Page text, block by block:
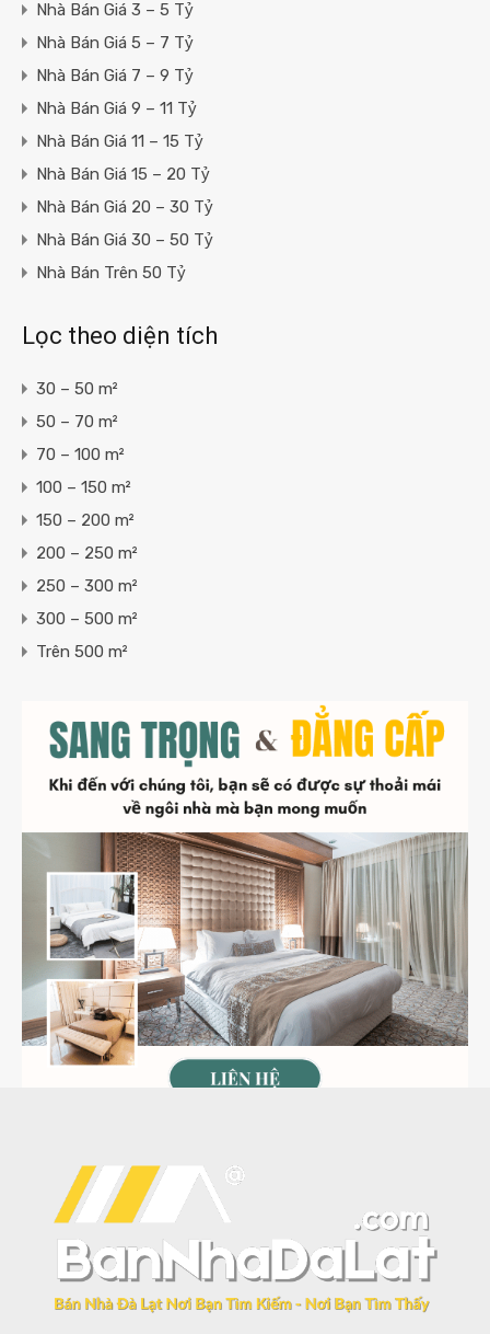
Nhà Bán Giá 3 – 5 Tỷ
Nhà Bán Giá 5 – 7 Tỷ
Nhà Bán Giá 7 – 9 Tỷ
Nhà Bán Giá 9 – 11 Tỷ
Nhà Bán Giá 11 – 15 Tỷ
Nhà Bán Giá 15 – 20 Tỷ
Nhà Bán Giá 20 – 30 Tỷ
Nhà Bán Giá 30 – 50 Tỷ
Nhà Bán Trên 50 Tỷ
Lọc theo diện tích
30 – 50 m²
50 – 70 m²
70 – 100 m²
100 – 150 m²
150 – 200 m²
200 – 250 m²
250 – 300 m²
300 – 500 m²
Trên 500 m²